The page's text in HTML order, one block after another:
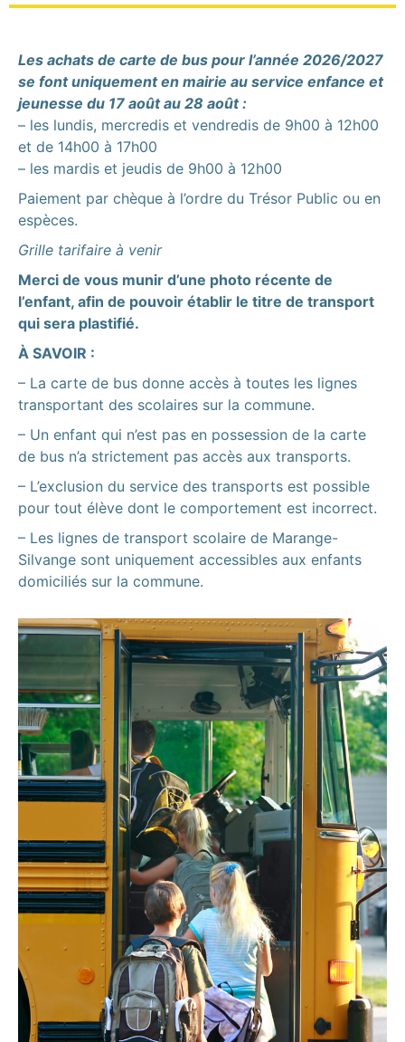
Les achats de carte de bus pour l’année 2026/2027
se font uniquement en mairie au service enfance et
jeunesse du 17 août au 28 août :
– les lundis, mercredis et vendredis de 9h00 à 12h00
et de 14h00 à 17h00
– les mardis et jeudis de 9h00 à 12h00
Paiement par chèque à l’ordre du Trésor Public ou en
espèces.
Grille tarifaire à venir
Merci de vous munir d’une photo récente de
l’enfant, afin de pouvoir établir le titre de transport
qui sera plastifié.
À SAVOIR :
– La carte de bus donne accès à toutes les lignes
transportant des scolaires sur la commune.
– Un enfant qui n’est pas en possession de la carte
de bus n’a strictement pas accès aux transports.
– L’exclusion du service des transports est possible
pour tout élève dont le comportement est incorrect.
– Les lignes de transport scolaire de Marange-
Silvange sont uniquement accessibles aux enfants
domiciliés sur la commune.